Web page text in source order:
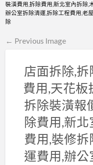
裝潢費用,拆除費用,新北室內拆除,
辦公室拆除清運,拆除工程費用,老
除
← Previous Image
店面拆除,
費用,天花板
拆除裝潢報
除費用,新
費用,裝修
運費用,辦